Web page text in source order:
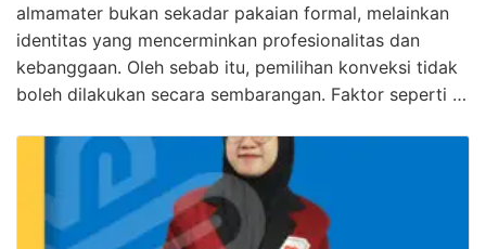
almamater bukan sekadar pakaian formal, melainkan
identitas yang mencerminkan profesionalitas dan
kebanggaan. Oleh sebab itu, pemilihan konveksi tidak
boleh dilakukan secara sembarangan. Faktor seperti …